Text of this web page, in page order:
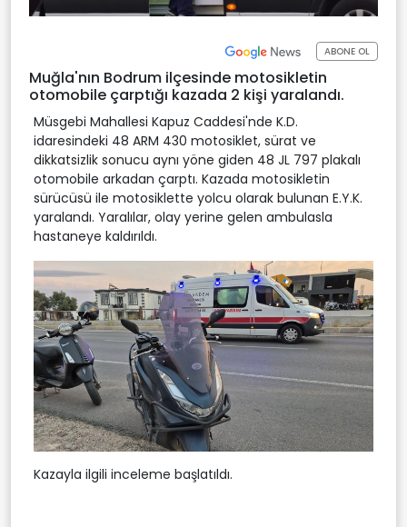
ABONE OL
Muğla'nın Bodrum ilçesinde motosikletin
otomobile çarptığı kazada 2 kişi yaralandı.
Müsgebi Mahallesi Kapuz Caddesi'nde K.D.
idaresindeki 48 ARM 430 motosiklet, sürat ve
dikkatsizlik sonucu aynı yöne giden 48 JL 797 plakalı
otomobile arkadan çarptı. Kazada motosikletin
sürücüsü ile motosiklette yolcu olarak bulunan E.Y.K.
yaralandı. Yaralılar, olay yerine gelen ambulasla
hastaneye kaldırıldı.
Kazayla ilgili inceleme başlatıldı.